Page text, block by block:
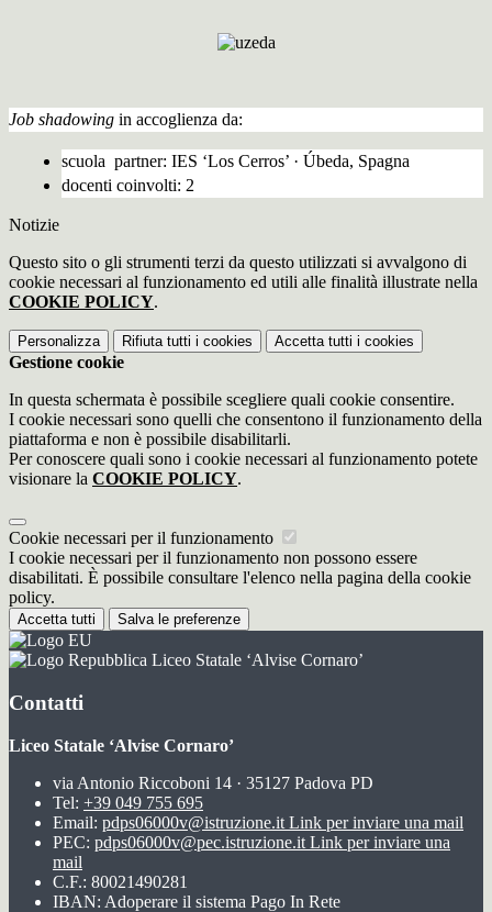
Job shadowing in accoglienza da:
scuola partner: IES ‘Los Cerros’ · Úbeda, Spagna
docenti coinvolti: 2
Notizie
Questo sito o gli strumenti terzi da questo utilizzati si avvalgono di
cookie necessari al funzionamento ed utili alle finalità illustrate nella
COOKIE POLICY.
Personalizza Rifiuta tutti i cookies Accetta tutti i cookies
Gestione cookie
In questa schermata è possibile scegliere quali cookie consentire.
I cookie necessari sono quelli che consentono il funzionamento della
piattaforma e non è possibile disabilitarli.
Per conoscere quali sono i cookie necessari al funzionamento potete
visionare la COOKIE POLICY.
Cookie necessari per il funzionamento
I cookie necessari per il funzionamento non possono essere
disabilitati. È possibile consultare l'elenco nella pagina della cookie
policy.
Accetta tutti Salva le preferenze
Liceo Statale ‘Alvise Cornaro’
Contatti
Liceo Statale ‘Alvise Cornaro’
via Antonio Riccoboni 14 · 35127 Padova PD
Tel: +39 049 755 695
Email: pdps06000v@istruzione.it Link per inviare una mail
PEC: pdps06000v@pec.istruzione.it Link per inviare una
mail
C.F.: 80021490281
IBAN: Adoperare il sistema Pago In Rete